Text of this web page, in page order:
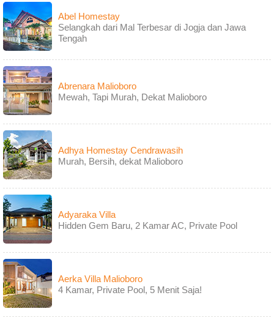
Abel Homestay
Selangkah dari Mal Terbesar di Jogja dan Jawa
Tengah
Abrenara Malioboro
Mewah, Tapi Murah, Dekat Malioboro
Adhya Homestay Cendrawasih
Murah, Bersih, dekat Malioboro
Adyaraka Villa
Hidden Gem Baru, 2 Kamar AC, Private Pool
Aerka Villa Malioboro
4 Kamar, Private Pool, 5 Menit Saja!